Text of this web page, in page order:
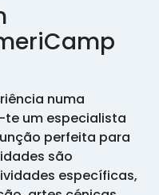
numa
um especialista
perfeita para
são
específicas,